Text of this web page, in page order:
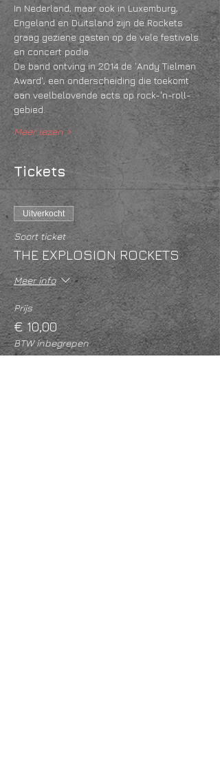
In Nederland, maar ook in Luxemburg,
Engeland en Duitsland zijn de Rockets
graag geziene gasten op de vele festivals
en concert podia.
De band ontving in 2014 de 'Andy Tielman
Award', een onderscheiding die toekomt
aan veelbelovende acts op rock-'n-roll-
gebied.
Meer lezen >
Tickets
Uitverkocht
Soort ticket
THE EXPLOSION ROCKETS
Meer info
Prijs
€ 10,00
BTW inbegrepen